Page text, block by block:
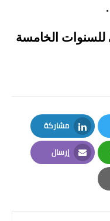
.
للسنوات الخامسة
مشاركة
LinkedIn
إرسال
Email